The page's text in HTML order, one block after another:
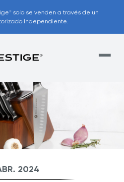
®solo se venden a través de un
Independiente.
2024